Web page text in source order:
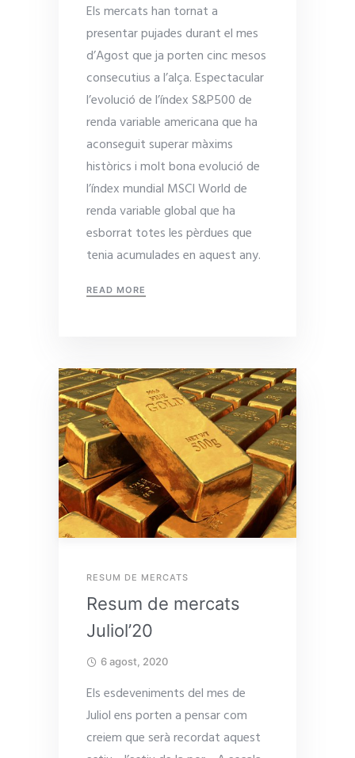
Els mercats han tornat a
presentar pujades durant el mes
d’Agost que ja porten cinc mesos
consecutius a l’alça. Espectacular
l’evolució de l’índex S&P500 de
renda variable americana que ha
aconseguit superar màxims
històrics i molt bona evolució de
l’índex mundial MSCI World de
renda variable global que ha
esborrat totes les pèrdues que
tenia acumulades en aquest any.
READ MORE
RESUM DE MERCATS
Resum de mercats
Juliol’20
6 agost, 2020
Els esdeveniments del mes de
Juliol ens porten a pensar com
creiem que serà recordat aquest